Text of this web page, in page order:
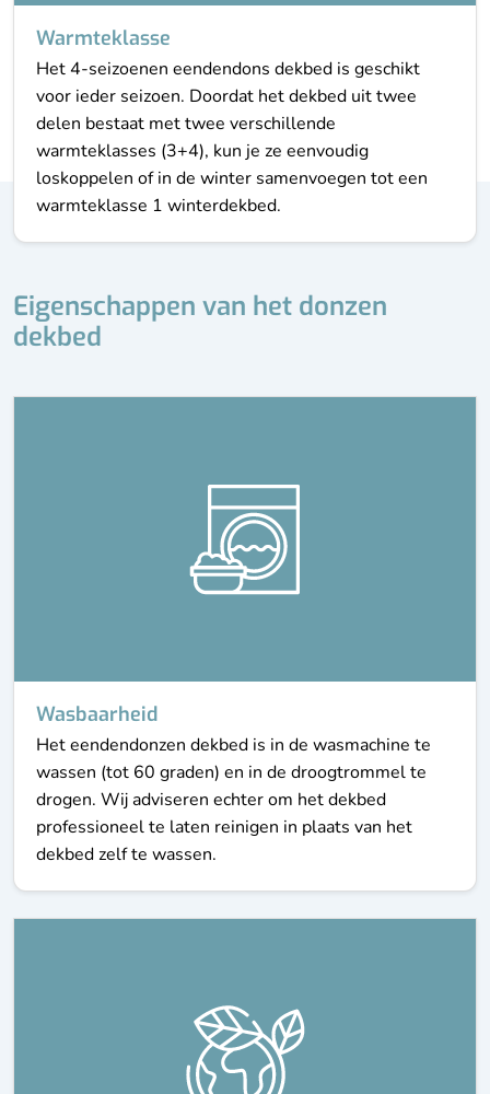
Warmteklasse
Het 4-seizoenen eendendons dekbed is geschikt
voor ieder seizoen. Doordat het dekbed uit twee
delen bestaat met twee verschillende
warmteklasses (3+4), kun je ze eenvoudig
loskoppelen of in de winter samenvoegen tot een
warmteklasse 1 winterdekbed.
Eigenschappen van het donzen
dekbed
Wasbaarheid
Het eendendonzen dekbed is in de wasmachine te
wassen (tot 60 graden) en in de droogtrommel te
drogen. Wij adviseren echter om het dekbed
professioneel te laten reinigen in plaats van het
dekbed zelf te wassen.